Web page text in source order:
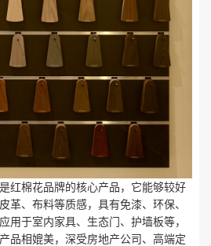
红棉花品牌的核心产品，它能够较好
革、布料等质感，具有免漆、环保、
用于室内家具、生态门、护墙板等，
品相媲美，深受房地产公司、高端定